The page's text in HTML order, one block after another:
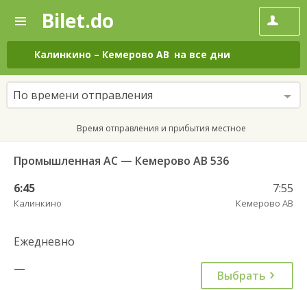
—
Поиск
и
покупка
билетов
на
автобус
онлайн
Bilet.do
Калинкино – Кемерово АВ на все дни
По времени отправления
Время отправления и прибытия местное
Промышленная АС — Кемерово АВ 536
6:45
Калинкино
7:55
Кемерово АВ
Ежедневно
—
Выбрать